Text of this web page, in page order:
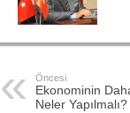
Öncesi
Ekonominin
Neler Yapılmalı?